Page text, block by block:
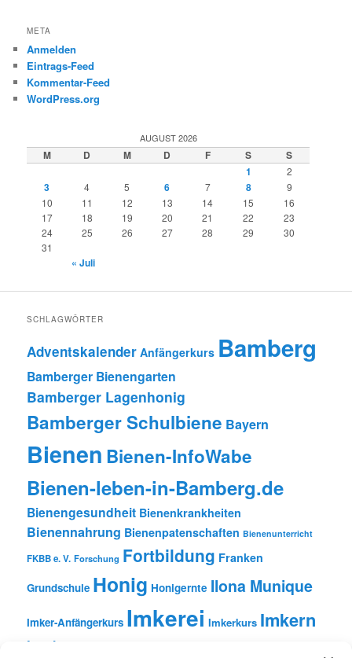
META
Anmelden
Eintrags-Feed
Kommentar-Feed
WordPress.org
AUGUST 2026
M D M D F S
S
1
2
3 4 5 6 7 8
9
10
11 12 13 14 15
16
17
18 19 20 21 22
23
24
25 26 27 28 29
30
31
« Juli
SCHLAGWÖRTER
Adventskalender Anfängerkurs Bamberg
Bamberger Bienengarten
Bamberger Lagenhonig
Bamberger Schulbiene Bayern
Bienen Bienen-InfoWabe
Bienen-leben-in-Bamberg.de
Bienengesundheit Bienenkrankheiten
Bienennahrung Bienenpatenschaften Bienenunterricht
FKBB e. V. Forschung Fortbildung Franken
Grundschule Honig Honigernte Ilona Munique
Imker-Anfängerkurs Imkerei Imkerkurs Imkern
Insekten